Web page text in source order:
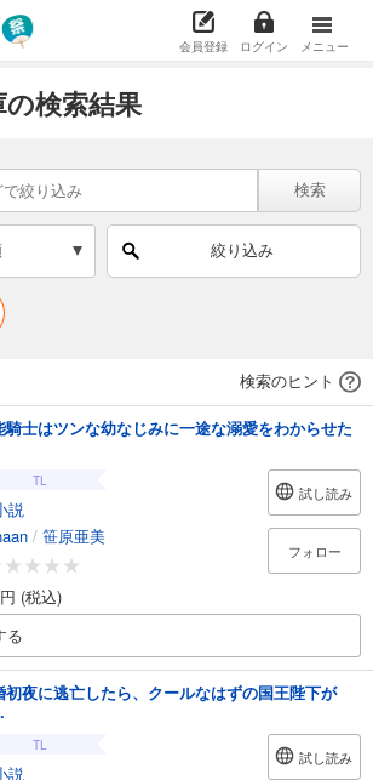
会員登録 ログイン メニュー
検索結果
検索
絞り込み
検索のヒント
騎士はツンな幼なじみに一途な溺愛をわからせた
TL
説
/ 笹原亜美
(税込)
試し読み
フォロー
る
初夜に逃亡したら、クールなはずの国王陛下が
TL
説
試し読み